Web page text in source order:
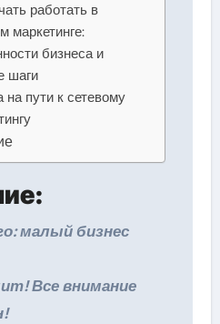
работать в
маркетинге:
бизнеса и
шаги
на пути к сетевому
малый бизнес
Все внимание